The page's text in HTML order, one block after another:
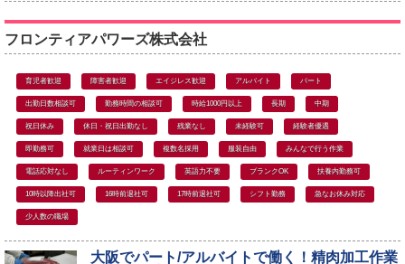
フロンティアパワーズ株式会社
育児者歓迎 障害者歓迎 エイジレス歓迎 アルバイト パート
出勤日数相談可 勤務時間の相談可 時給1000円以上 長期 中期
祝日休み 休日・祝日出勤なし 残業なし 未経験可 経験者優遇
即勤務可 就業日は相談可 複数名採用 服装自由 みんなで行う作業
電話応対なし ルーティンワーク 英語力不要 ブランクOK 扶養内勤務可
10時以降出社可 16時前退社可 17時前退社可 シフト勤務 急なお休み対応
少人数の職場
大阪でパート/アルバイトで働く！精肉加工作業